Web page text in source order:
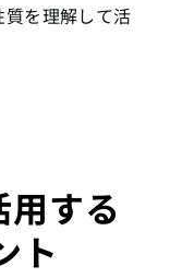
を理解して活
する
ト